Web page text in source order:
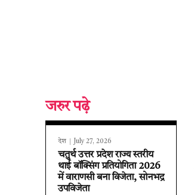
जरुर पढ़े
देश July 27, 2026
चतुर्थ उत्तर प्रदेश राज्य स्तरीय
थाई बॉक्सिंग प्रतियोगिता 2026
में वाराणसी बना विजेता, सोनभद्र
उपविजेता